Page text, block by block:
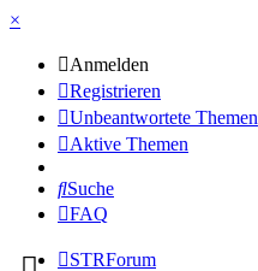
×
Anmelden
Registrieren
Unbeantwortete Themen
Aktive Themen
Suche
FAQ
STRForum